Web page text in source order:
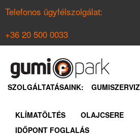
Telefonos ügyfélszolgálat:
+36 20 500 0033
NYÁRI GUMI KERESŐ
SZOLGÁLTATÁSAINK:
GUMISZERVIZ
KLÍMATÖLTÉS
OLAJCSERE
IDŐPONT FOGLALÁS